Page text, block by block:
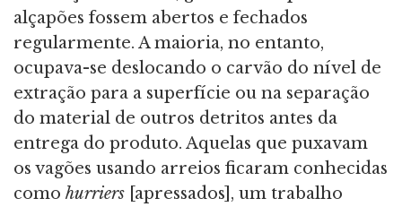
alçapões fossem abertos e fechados
regularmente. A maioria, no entanto,
ocupava-se deslocando o carvão do nível de
extração para a superfície ou na separação
do material de outros detritos antes da
entrega do produto. Aquelas que puxavam
os vagões usando arreios ficaram conhecidas
como hurriers [apressados], um trabalho